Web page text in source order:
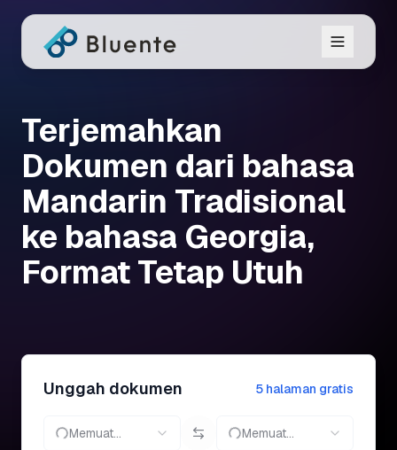
Terjemahkan
Dokumen dari bahasa
Mandarin Tradisional
ke bahasa Georgia,
Format Tetap Utuh
Unggah dokumen 5 halaman gratis
Memuat... Memuat...